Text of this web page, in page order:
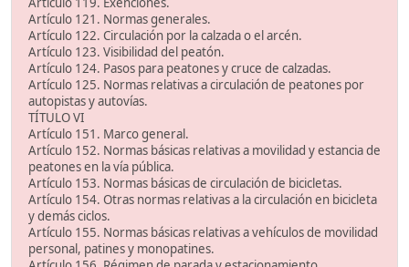
Artículo 121. Normas generales.
Artículo 122. Circulación por la calzada o el arcén.
Artículo 123. Visibilidad del peatón.
Artículo 124. Pasos para peatones y cruce de calzadas.
Artículo 125. Normas relativas a circulación de peatones por
autopistas y autovías.
TÍTULO VI
Artículo 151. Marco general.
Artículo 152. Normas básicas relativas a movilidad y estancia de
peatones en la vía pública.
Artículo 153. Normas básicas de circulación de bicicletas.
Artículo 154. Otras normas relativas a la circulación en bicicleta
y demás ciclos.
Artículo 155. Normas básicas relativas a vehículos de movilidad
personal, patines y monopatines.